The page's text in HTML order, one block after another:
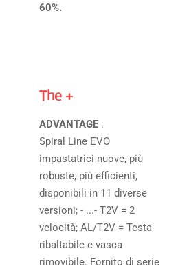
60%.
The +
ADVANTAGE :
Spiral Line EVO
impastatrici nuove, più
robuste, più efficienti,
disponibili in 11 diverse
versioni; - ...- T2V = 2
velocità; AL/T2V = Testa
ribaltabile e vasca
rimovibile. Fornito di serie